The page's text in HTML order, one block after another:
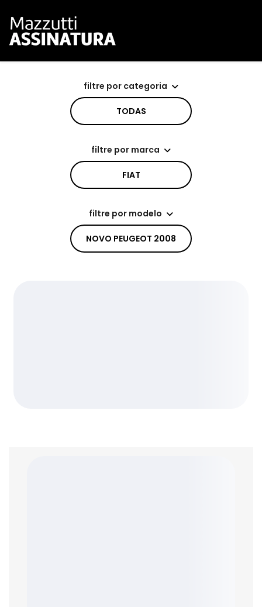
filtre por categoria
TODAS
filtre por marca
FIAT
filtre por modelo
NOVO PEUGEOT 2008